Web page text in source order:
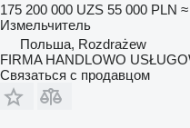
175 200 000 UZS 55 000 PLN
Измельчитель
Польша, Rozdrażew
FIRMA HANDLOWO
Связаться с продавцом